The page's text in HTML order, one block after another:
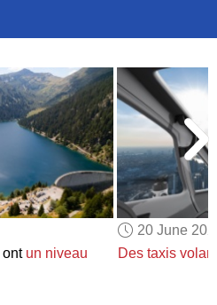
LICENSES
CARDS
LANGUAGES
US
COLORS
un niveau
20 June
Des taxis